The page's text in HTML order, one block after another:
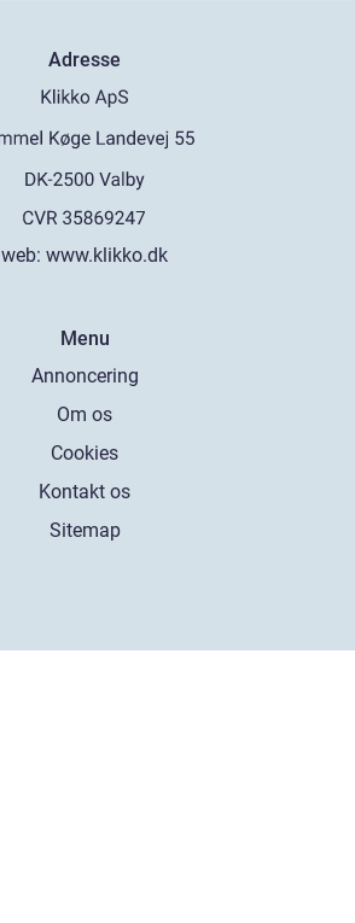
Adresse
web: www.klikko.dk
Menu
Annoncering
Om os
Cookies
Kontakt os
Sitemap